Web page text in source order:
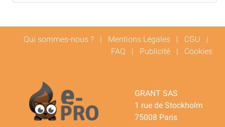
Qui sommes-nous ? | Mentions Légales | CGU |
FAQ | Publicité | Cookies
GRANT SAS
1 rue de Stockholm
75008 Paris